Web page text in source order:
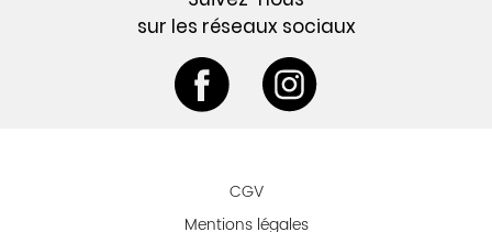
sur les réseaux sociaux
CGV
Mentions légales